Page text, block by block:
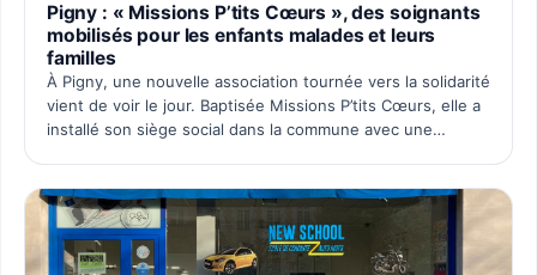
Pigny : « Missions P’tits Cœurs », des soignants
mobilisés pour les enfants malades et leurs
familles
À Pigny, une nouvelle association tournée vers la solidarité
vient de voir le jour. Baptisée Missions P’tits Cœurs, elle a
installé son siège social dans la commune avec une